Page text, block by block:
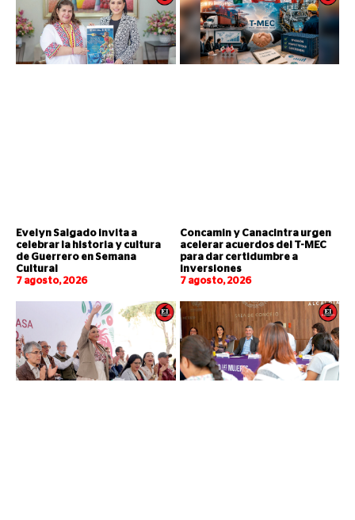
Evelyn Salgado invita a
celebrar la historia y cultura
de Guerrero en Semana
Cultural
7 agosto, 2026
Concamin y Canacintra urgen
acelerar acuerdos del T-MEC
para dar certidumbre a
inversiones
7 agosto, 2026